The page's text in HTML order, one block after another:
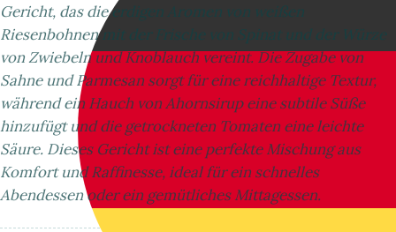
Gericht, das die erdigen Aromen von weißen
Riesenbohnen mit der Frische von Spinat und der Würze
von Zwiebeln und Knoblauch vereint. Die Zugabe von
Sahne und Parmesan sorgt für eine reichhaltige Textur,
während ein Hauch von Ahornsirup eine subtile Süße
hinzufügt und die getrockneten Tomaten eine leichte
Säure. Dieses Gericht ist eine perfekte Mischung aus
Komfort und Raffinesse, ideal für ein schnelles
Abendessen oder ein gemütliches Mittagessen.